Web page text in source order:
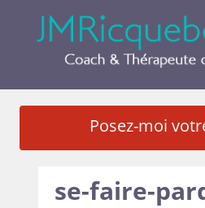
Posez-moi
se-faire-